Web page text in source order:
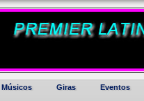
Músicos Giras Eventos